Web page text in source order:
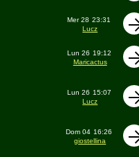
Mer 28 23:31
Lucz
Lun 26 19:12
Maricactus
Lun 26 15:07
Lucz
Dom 04 16:26
giostellina